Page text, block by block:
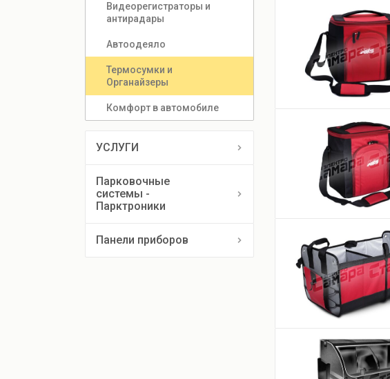
Видеорегистраторы и
антирадары
Автоодеяло
Термосумки и
Органайзеры
Комфорт в автомобиле
УСЛУГИ
Парковочные
системы -
Парктроники
Панели приборов